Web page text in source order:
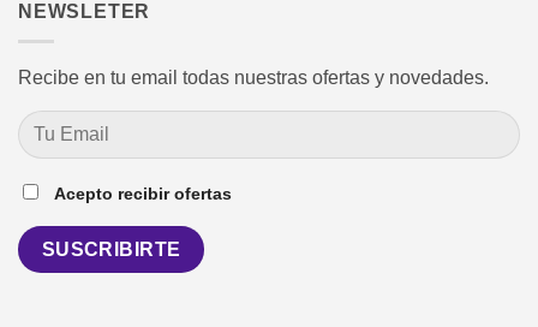
NEWSLETER
Recibe en tu email todas nuestras ofertas y novedades.
Acepto recibir ofertas